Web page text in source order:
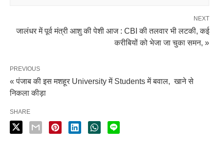
NEXT
जालंधर में पूर्व मंत्री आशु की पेशी आज : CBI की तलवार भी लटकी, कई
करीबियों को भेजा जा चुका समन, »
PREVIOUS
« पंजाब की इस मशहूर University में Students में बवाल, खाने से
निकला कीड़ा
SHARE